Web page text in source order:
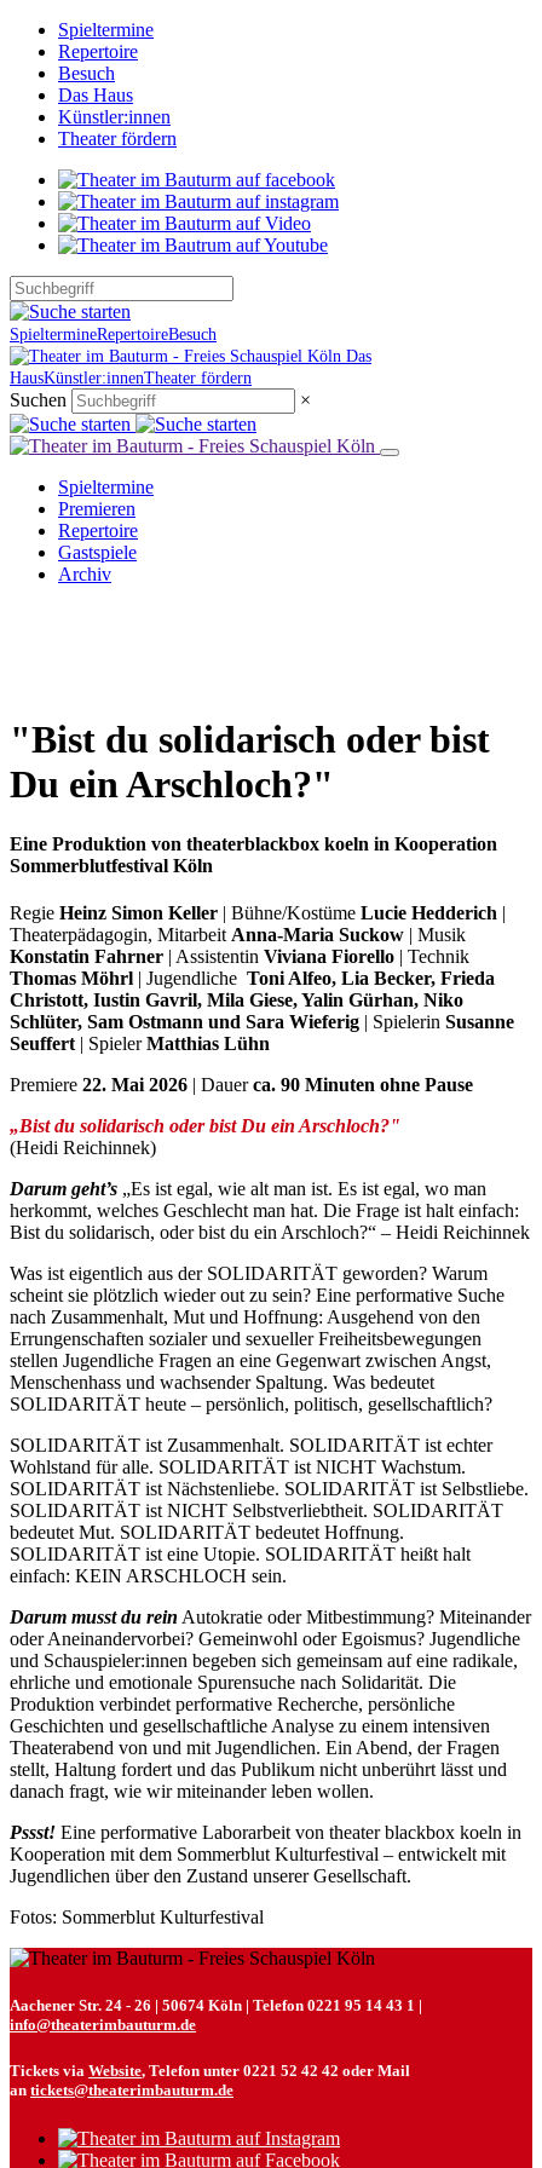
Spieltermine
Repertoire
Besuch
Das Haus
Künstler:innen
Theater fördern
SpieltermineRepertoireBesuch
Das
HausKünstler:innenTheater fördern
Suchen ×
Spieltermine
Premieren
Repertoire
Gastspiele
Archiv
"Bist du solidarisch oder bist
Du ein Arschloch?"
Eine Produktion von theaterblackbox koeln in Kooperation
Sommerblutfestival Köln
Regie Heinz Simon Keller | Bühne/Kostüme Lucie Hedderich |
Theaterpädagogin, Mitarbeit Anna-Maria Suckow | Musik
Konstatin Fahrner | Assistentin Viviana Fiorello | Technik
Thomas Möhrl | Jugendliche Toni Alfeo, Lia Becker, Frieda
Christott, Iustin Gavril, Mila Giese, Yalin Gürhan, Niko
Schlüter, Sam Ostmann und Sara Wieferig | Spielerin Susanne
Seuffert | SpielerMatthias Lühn
Premiere 22. Mai 2026 | Dauerca. 90 Minuten ohne Pause
„Bist du solidarisch oder bist Du ein Arschloch?"
(Heidi Reichinnek)
Darum geht’s „Es ist egal, wie alt man ist. Es ist egal, wo man
herkommt, welches Geschlecht man hat. Die Frage ist halt einfach:
Bist du solidarisch, oder bist du ein Arschloch?“ – Heidi Reichinnek
Was ist eigentlich aus der SOLIDARITÄT geworden? Warum
scheint sie plötzlich wieder out zu sein? Eine performative Suche
nach Zusammenhalt, Mut und Hoffnung: Ausgehend von den
Errungenschaften sozialer und sexueller Freiheitsbewegungen
stellen Jugendliche Fragen an eine Gegenwart zwischen Angst,
Menschenhass und wachsender Spaltung. Was bedeutet
SOLIDARITÄT heute – persönlich, politisch, gesellschaftlich?
SOLIDARITÄT ist Zusammenhalt. SOLIDARITÄT ist echter
Wohlstand für alle. SOLIDARITÄT ist NICHT Wachstum.
SOLIDARITÄT ist Nächstenliebe. SOLIDARITÄT ist Selbstliebe.
SOLIDARITÄT ist NICHT Selbstverliebtheit. SOLIDARITÄT
bedeutet Mut. SOLIDARITÄT bedeutet Hoffnung.
SOLIDARITÄT ist eine Utopie. SOLIDARITÄT heißt halt
einfach: KEIN ARSCHLOCH sein.
Darum musst du rein Autokratie oder Mitbestimmung? Miteinander
oder Aneinandervorbei? Gemeinwohl oder Egoismus? Jugendliche
und Schauspieler:innen begeben sich gemeinsam auf eine radikale,
ehrliche und emotionale Spurensuche nach Solidarität. Die
Produktion verbindet performative Recherche, persönliche
Geschichten und gesellschaftliche Analyse zu einem intensiven
Theaterabend von und mit Jugendlichen. Ein Abend, der Fragen
stellt, Haltung fordert und das Publikum nicht unberührt lässt und
danach fragt, wie wir miteinander leben wollen.
Pssst! Eine performative Laborarbeit von theater blackbox koeln in
Kooperation mit dem Sommerblut Kulturfestival – entwickelt mit
Jugendlichen über den Zustand unserer Gesellschaft.
Fotos: Sommerblut Kulturfestival
Aachener Str. 24 - 26 | 50674 Köln | Telefon 0221 95 14 43 1 |
info@theaterimbauturm.de
Tickets via Website, Telefon unter 0221 52 42 42 oder Mail
an tickets@theaterimbauturm.de